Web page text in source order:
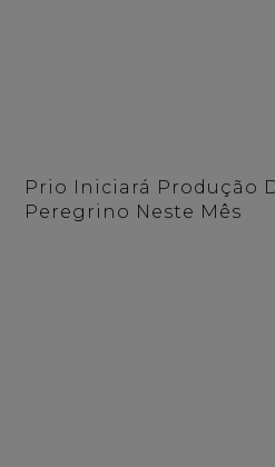
Prio Iniciará Produção
Peregrino Neste Mês